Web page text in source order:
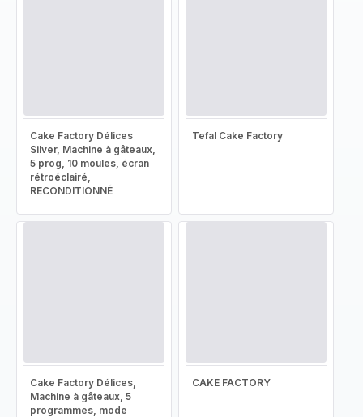
Cake Factory Délices
Silver, Machine à gâteaux,
5 prog, 10 moules, écran
rétroéclairé,
RECONDITIONNÉ
Tefal Cake Factory
Cake Factory Délices,
Machine à gâteaux, 5
programmes, mode
CAKE FACTORY